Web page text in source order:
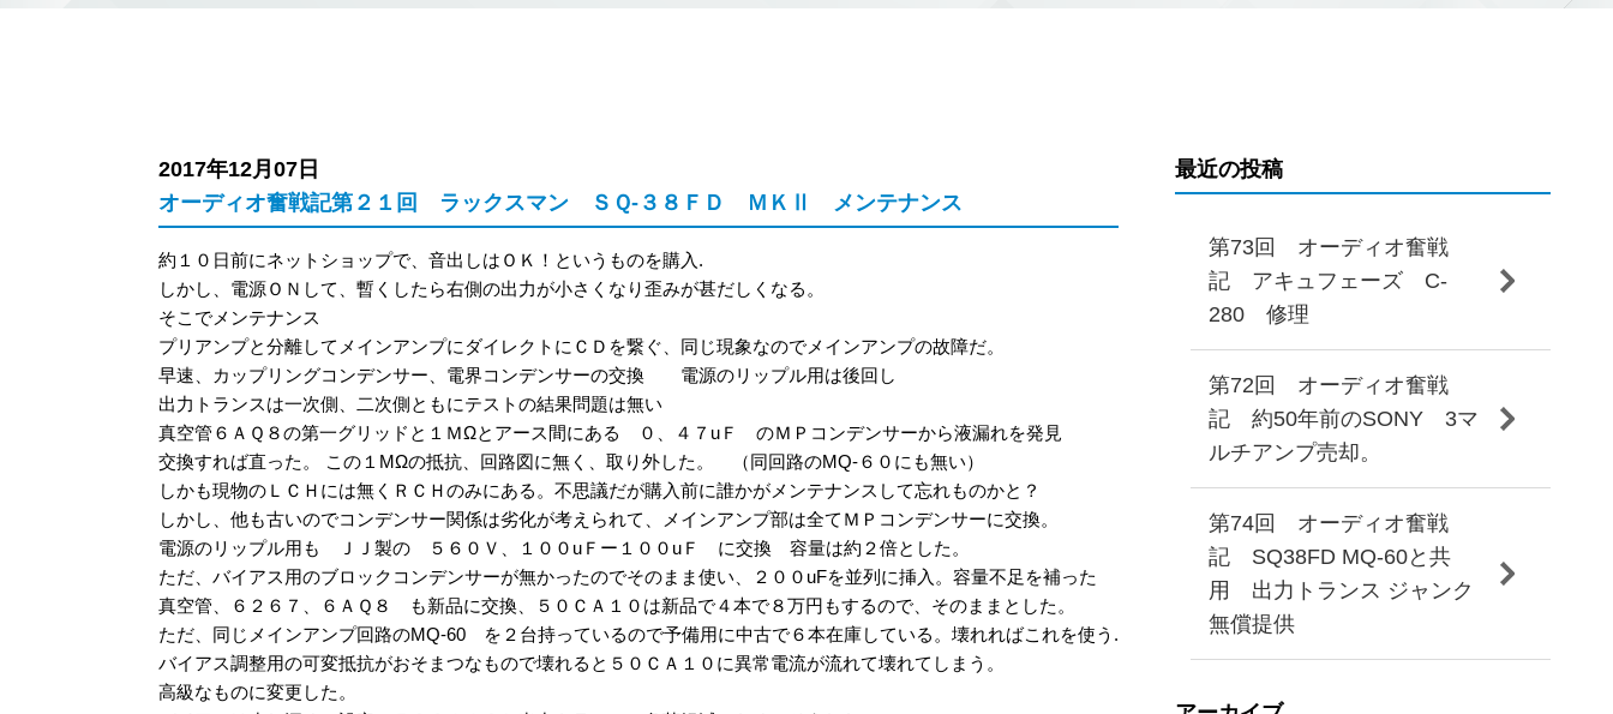
2017年12月07日
オーディオ奮戦記第２１回 ラックスマン ＳＱ-３８ＦＤ ＭＫⅡ メンテナンス
約１０日前にネットショップで、音出しはＯＫ！というものを購入.
しかし、電源ＯＮして、暫くしたら右側の出力が小さくなり歪みが甚だしくなる。
そこでメンテナンス
プリアンプと分離してメインアンプにダイレクトにＣＤを繋ぐ、同じ現象なのでメインアンプの故障だ。
早速、カップリングコンデンサー、電界コンデンサーの交換 電源のリップル用は後回し
出力トランスは一次側、二次側ともにテストの結果問題は無い
真空管６ＡＱ８の第一グリッドと１ＭΩとアース間にある ０、４７uＦ のＭＰコンデンサーから液漏れを発見
交換すれば直った。 この１MΩの抵抗、回路図に無く、取り外した。 （同回路のMQ-６０にも無い）
しかも現物のＬＣＨには無くＲＣＨのみにある。不思議だが購入前に誰かがメンテナンスして忘れものかと？
しかし、他も古いのでコンデンサー関係は劣化が考えられて、メインアンプ部は全てＭＰコンデンサーに交換。
電源のリップル用も ＪＪ製の ５６０Ｖ、１００uＦー１００uＦ に交換 容量は約２倍とした。
ただ、バイアス用のブロックコンデンサーが無かったのでそのまま使い、２００uFを並列に挿入。容量不足を補った
真空管、６２６７、６ＡＱ８ も新品に交換、５０ＣＡ１０は新品で４本で８万円もするので、そのままとした。
ただ、同じメインアンプ回路のMQ-60 を２台持っているので予備用に中古で６本在庫している。壊れればこれを使う.
バイアス調整用の可変抵抗がおそまつなもので壊れると５０ＣＡ１０に異常電流が流れて壊れてしまう。
高級なものに変更した。
最近の投稿
第73回 オーディオ奮戦
記 アキュフェーズ C-
280 修理
第72回 オーディオ奮戦
記 約50年前のSONY 3マ
ルチアンプ売却。
第74回 オーディオ奮戦
記 SQ38FD MQ-60と共
用 出力トランス ジャンク
無償提供